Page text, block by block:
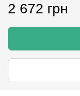
2 672 грн